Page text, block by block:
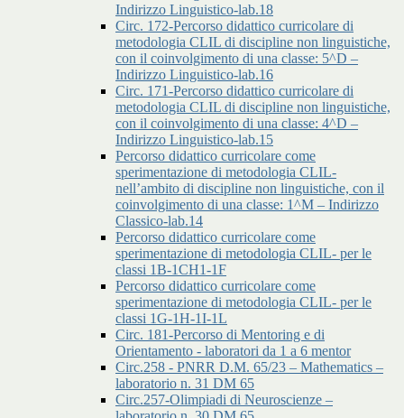
Indirizzo Linguistico-lab.18
Circ. 172-Percorso didattico curricolare di
metodologia CLIL di discipline non linguistiche,
con il coinvolgimento di una classe: 5^D –
Indirizzo Linguistico-lab.16
Circ. 171-Percorso didattico curricolare di
metodologia CLIL di discipline non linguistiche,
con il coinvolgimento di una classe: 4^D –
Indirizzo Linguistico-lab.15
Percorso didattico curricolare come
sperimentazione di metodologia CLIL-
nell’ambito di discipline non linguistiche, con il
coinvolgimento di una classe: 1^M – Indirizzo
Classico-lab.14
Percorso didattico curricolare come
sperimentazione di metodologia CLIL- per le
classi 1B-1CH1-1F
Percorso didattico curricolare come
sperimentazione di metodologia CLIL- per le
classi 1G-1H-1I-1L
Circ. 181-Percorso di Mentoring e di
Orientamento - laboratori da 1 a 6 mentor
Circ.258 - PNRR D.M. 65/23 – Mathematics –
laboratorio n. 31 DM 65
Circ.257-Olimpiadi di Neuroscienze –